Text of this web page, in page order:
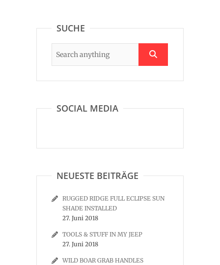
SUCHE
SOCIAL MEDIA
NEUESTE BEITRÄGE
RUGGED RIDGE FULL ECLIPSE SUN
SHADE INSTALLED
27. Juni 2018
TOOLS & STUFF IN MY JEEP
27. Juni 2018
WILD BOAR GRAB HANDLES